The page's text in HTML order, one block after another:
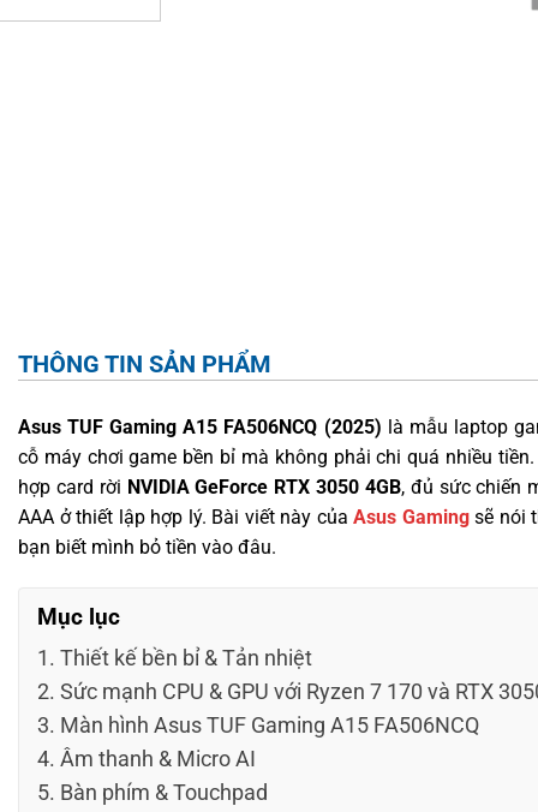
THÔNG TIN SẢN PHẨM
Asus TUF Gaming A15 FA506NCQ (2025) là mẫu laptop
cỗ máy chơi game bền bỉ mà không phải chi quá nhiều
hợp card rời NVIDIA GeForce RTX 3050 4GB, đủ sức chiến
AAA ở thiết lập hợp lý. Bài viết này củaAsus Gamingsẽ nói
bạn biết mình bỏ tiền vào đâu.
Mục lục
Thiết kế bền bỉ & Tản nhiệt
Sức mạnh CPU & GPU với Ryzen 7 170 và RTX
Màn hình Asus TUF Gaming A15 FA506NCQ
Âm thanh & Micro AI
Bàn phím & Touchpad